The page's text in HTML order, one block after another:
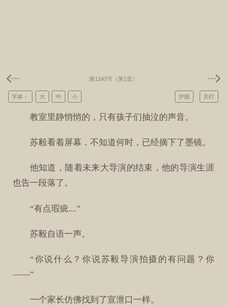
第1243节（第1页）
关灯
护眼
字体： 大 中 小
教室里静悄悄的，只有孩子们抽泣的声音。
苏毅看着屏幕，不知道何时，已经摘下了墨镜。
他知道，随着未来大导演的结束，他的导演生涯
也告一段落了。
“有点瑕疵....”
苏毅自语一声。
“你说什么？你说苏毅导演拍摄的有问题？你
——”
一个家长仿佛找到了宣泄口一样。